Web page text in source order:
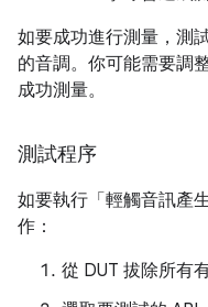
如要成功進行測量，測
的音調。你可能需要調
成功測量。
測試程序
如要執行「輕觸音訊產
作：
從 DUT 拔除所有